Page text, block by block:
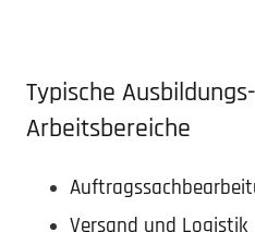
Typische
Arbeitsbereiche
Versand und Logistik